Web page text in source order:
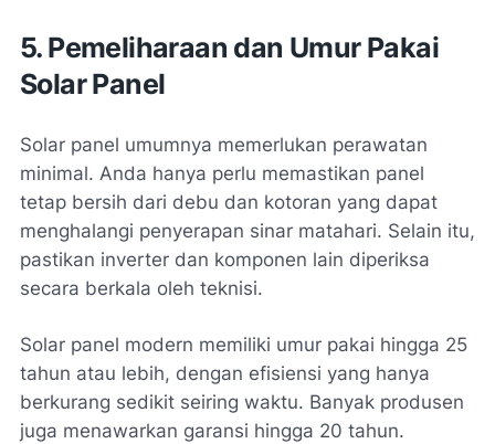
5. Pemeliharaan dan Umur Pakai
Solar Panel
Solar panel umumnya memerlukan perawatan
minimal. Anda hanya perlu memastikan panel
tetap bersih dari debu dan kotoran yang dapat
menghalangi penyerapan sinar matahari. Selain itu,
pastikan inverter dan komponen lain diperiksa
secara berkala oleh teknisi.
Solar panel modern memiliki umur pakai hingga 25
tahun atau lebih, dengan efisiensi yang hanya
berkurang sedikit seiring waktu. Banyak produsen
juga menawarkan garansi hingga 20 tahun​.